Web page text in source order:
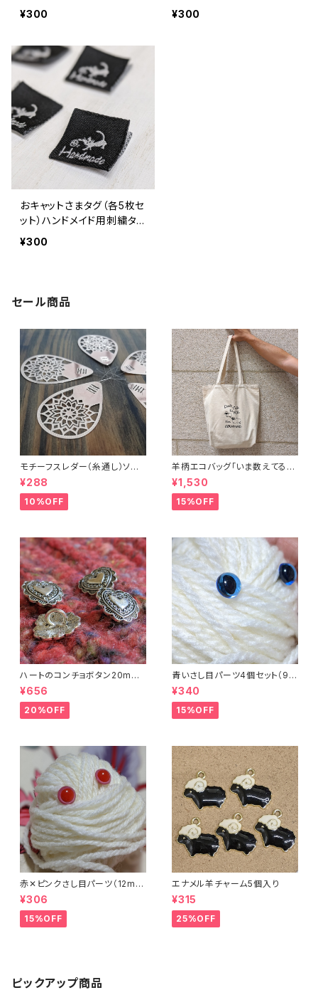
¥300 ¥300
おキャットさまタグ（各5枚セ
ット）ハンドメイド用刺繍タ
グ：猫柄
¥300
セール商品
モチーフスレダー（糸通し）ソー
イング小物
¥288
10%OFF
羊柄エコバッグ「いま数えてるか
ら話しかけないで」キャンバスト
ートバッグ
¥1,530
15%OFF
ハートのコンチョボタン20mm
（4個入り）
¥656
20%OFF
青いさし目パーツ4個セット（9m
m）（プラスチックドールアイ）
¥340
15%OFF
赤✕ピンクさし目パーツ（12m
m）（4個セット）
¥306
15%OFF
エナメル羊チャーム5個入り
¥315
25%OFF
ピックアップ商品